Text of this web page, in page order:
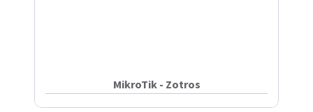
MikroTik - Zotros